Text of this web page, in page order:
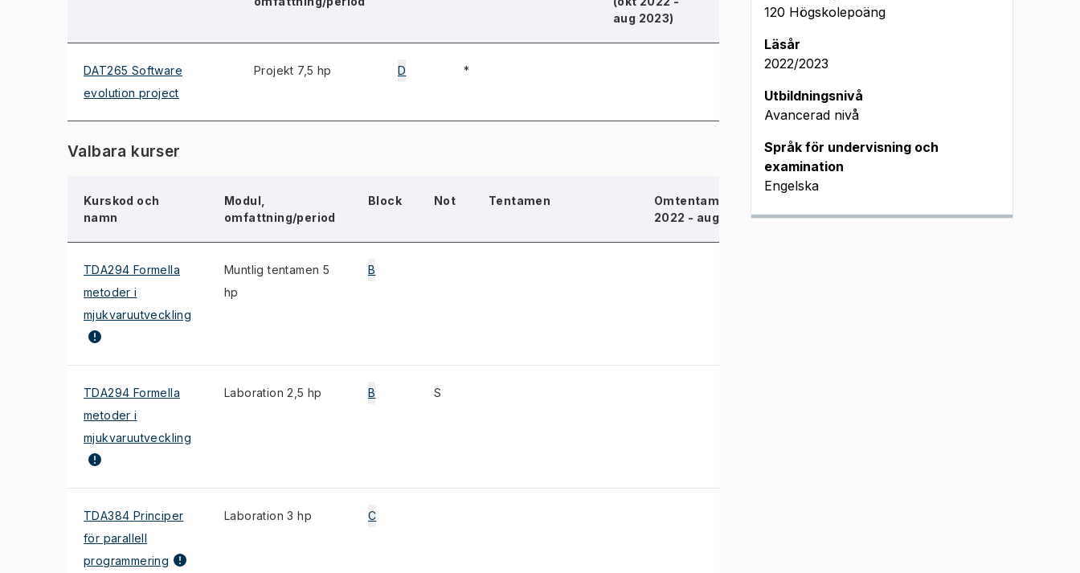
aug 2023)
DAT265 Software
evolution project
Projekt 7,5 hp D *
Valbara kurser
Kurskod och
namn
Modul,
omfattning/period
Block Not Tentamen
Omtentamen (okt
2022 - aug 2023)
TDA294 Formella
metoder i
mjukvaruutveckling
Muntlig tentamen 5
hp
B
TDA294 Formella
metoder i
mjukvaruutveckling
Laboration 2,5 hp B S
TDA384 Principer
för parallell
programmering
Laboration 3 hp C
120 Högskolepoäng
Läsår
2022/2023
Utbildningsnivå
Avancerad nivå
Språk för undervisning och
examination
Engelska